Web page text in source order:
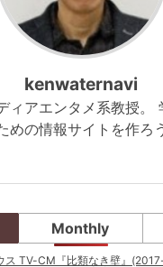
kenwaternavi
ィアエンタメ系教授。
めの情報サイトを作ろ
Monthly